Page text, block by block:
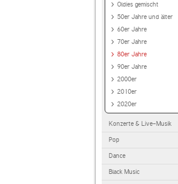
Oldies gemischt
50er Jahre und älter
60er Jahre
70er Jahre
80er Jahre
90er Jahre
2000er
2010er
2020er
Konzerte & Live-Musik
Pop
Dance
Black Music